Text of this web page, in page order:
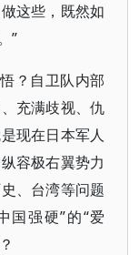
这些，既然如
”
？自卫队内部
充满歧视、仇
现在日本军人
容极右翼势力
、台湾等问题
国强硬”的“爱